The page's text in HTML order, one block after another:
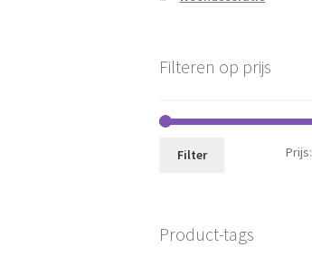
Filteren op prijs
Filter Prijs:
Product-tags